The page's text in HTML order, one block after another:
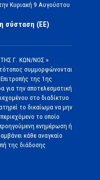
Κυριακή 9 Αυγούστου
σύσταση (ΕΕ)
Γ. ΚΩΝ/ΝΟΣ »
συμμορφώνονται
της 1ης
για την αποτελεσματική
στο διαδίκτυο
το δικαίωμα να μην
το οποίο
ενημέρωση ή
κάθε αναγκαίο
της διάδοσης